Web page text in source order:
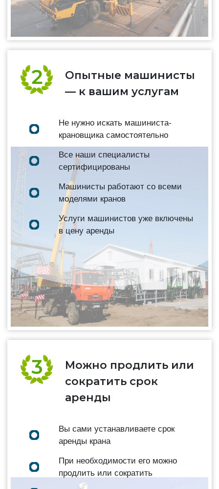
Опытные машинисты
— к вашим услугам
Не нужно искать машиниста-
крановщика самостоятельно
Все наши специалисты
сертифицированы
Машинисты работают со всеми
моделями кранов
Услуги машинистов уже включены
в цену аренды
Можно продлить или
сократить срок
аренды
Вы сами устанавливаете срок
аренды крана
При необходимости его можно
продлить или сократить